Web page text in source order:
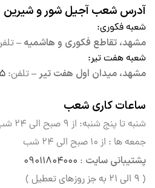
آدرس شعب آجیل شور و شیرین
شعبه فکوری:
مشهد، تقاطع فکوری و هاشمیه –
شعبه هفت تیر:
مشهد، میدان اول هفت تیر –تلفن:
ساعات کاری شعب
شنبه تا پنج شنبه: از ۹ صبح الی
۲۴ شب
جمعه ها : از ۱۰ صبح الی ۲۴ شب
پشتیبانی سایت : ۰۹۰۱۱۸۰۴۰۰۰
( ۹ الی ۲۱ به جز روزهای تعطیل )